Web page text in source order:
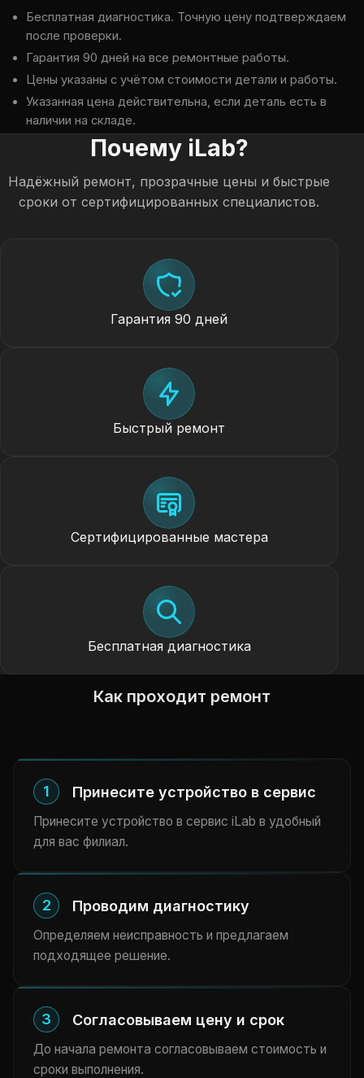
Бесплатная диагностика. Точную цену подтверждаем
после проверки.
Гарантия 90 дней на все ремонтные работы.
Цены указаны с учётом стоимости детали и работы.
Указанная цена действительна, если деталь есть в
наличии на складе.
Почему iLab?
Надёжный ремонт, прозрачные цены и быстрые
сроки от сертифицированных специалистов.
Гарантия 90 дней
Быстрый ремонт
Сертифицированные мастера
Бесплатная диагностика
Как проходит ремонт
1 Принесите устройство в сервис
Принесите устройство в сервис iLab в удобный
для вас филиал.
2 Проводим диагностику
Определяем неисправность и предлагаем
подходящее решение.
3 Согласовываем цену и срок
До начала ремонта согласовываем стоимость и
сроки выполнения.